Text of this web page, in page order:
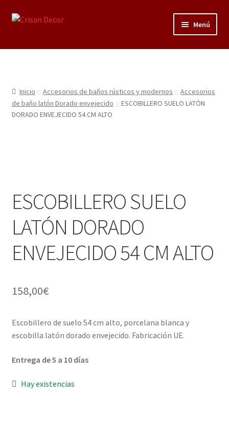
Ir
Ir
Menú
Regalos infantiles, vajillas y canastillas bebé
Regalo personalizado, estuches copas grabadas, regalo
bodas y aniversario, placas grabadas
Pigmentos Porcelana y Vidrio, Mediums, material pintura
porcelana
Menaje y servicio de mesa
Decoración, cuadros y espejos
Iluminación, lamparas y apliques
Muebles
Inicio Accesorios de baños rústicos y modernos
Accesorios
de baño latón Dorado envejecido
ESCOBILLERO SUELO LATÓN
DORADO ENVEJECIDO 54 CM ALTO
ESCOBILLERO SUELO
LATÓN DORADO
ENVEJECIDO 54 CM ALTO
158,00€
Escobillero de suelo 54 cm alto, porcelana blanca y
escobilla latón dorado envejecido. Fabricación UE.
Entrega de 5 a 10 días
Hay existencias